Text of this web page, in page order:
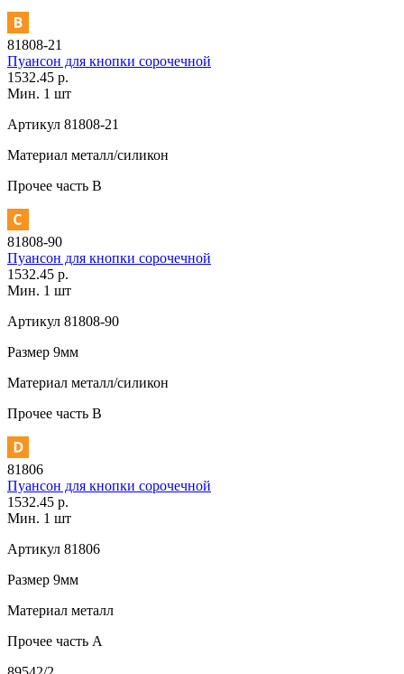
81808-21
Пуансон для кнопки сорочечной
1532.45 р.
Мин. 1 шт
Артикул 81808-21
Материал металл/силикон
Прочее часть В
81808-90
Пуансон для кнопки сорочечной
1532.45 р.
Мин. 1 шт
Артикул 81808-90
Размер 9мм
Материал металл/силикон
Прочее часть В
81806
Пуансон для кнопки сорочечной
1532.45 р.
Мин. 1 шт
Артикул 81806
Размер 9мм
Материал металл
Прочее часть A